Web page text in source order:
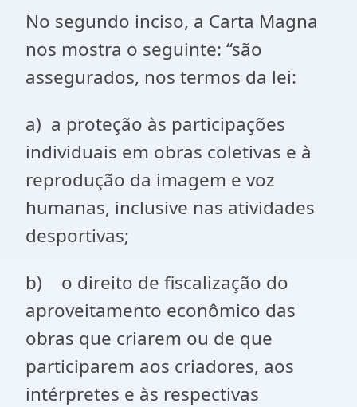
No segundo inciso, a Carta Magna
nos mostra o seguinte: “são
assegurados, nos termos da lei:
a) a proteção às participações
individuais em obras coletivas e à
reprodução da imagem e voz
humanas, inclusive nas atividades
desportivas;
b) o direito de fiscalização do
aproveitamento econômico das
obras que criarem ou de que
participarem aos criadores, aos
intérpretes e às respectivas